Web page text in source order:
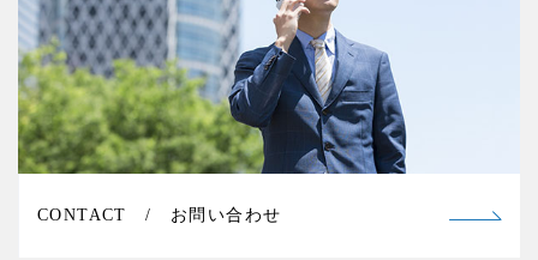
CONTACT / お問い合わせ